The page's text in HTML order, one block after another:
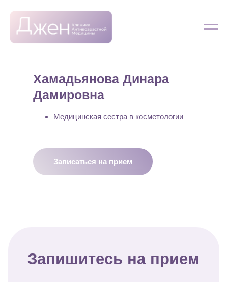
Хамадьянова Динара
Дамировна
Медицинская сестра в косметологии
Записаться на прием
удобное время для приема